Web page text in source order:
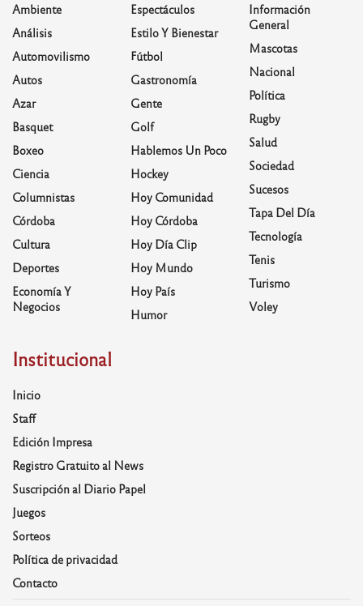
Ambiente
Análisis
Automovilismo
Autos
Azar
Basquet
Boxeo
Ciencia
Columnistas
Córdoba
Cultura
Deportes
Economía Y
Negocios
Espectáculos
Estilo Y Bienestar
Fútbol
Gastronomía
Gente
Golf
Hablemos Un Poco
Hockey
Hoy Comunidad
Hoy Córdoba
Hoy Día Clip
Hoy Mundo
Hoy País
Humor
Información
General
Mascotas
Nacional
Política
Rugby
Salud
Sociedad
Sucesos
Tapa Del Día
Tecnología
Tenis
Turismo
Voley
Institucional
Inicio
Staff
Edición Impresa
Registro Gratuito al News
Suscripción al Diario Papel
Juegos
Sorteos
Política de privacidad
Contacto